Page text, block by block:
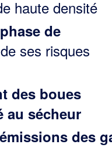
haute densité
de
ses risques
des boues
au sécheur
des